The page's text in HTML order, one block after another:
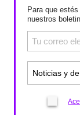
Para que
nuestros